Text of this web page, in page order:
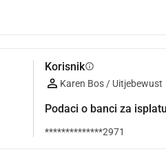
Korisnikinfo
Karen Bos / Uitjebewust
Podaci o banci za isplatu
**************2971